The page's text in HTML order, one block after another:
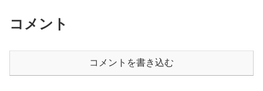
コメント
コメントを書き込む